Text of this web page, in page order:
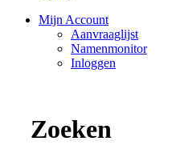
Mijn Account
Aanvraaglijst
Namenmonitor
Inloggen
Zoeken